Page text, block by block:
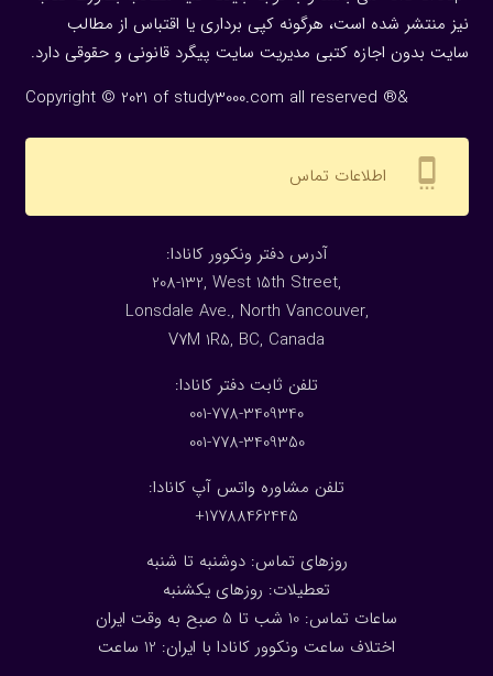
نیز منتشر شده است، هرگونه كپی برداری یا اقتباس از مطالب
سایت بدون اجازه كتبی مدیریت سایت پیگرد قانونی و حقوقی دارد.
Copyright © 2021 of study3000.com all reserved ®&
settings_cell اطلاعات تماس
:آدرس دفتر ونکوور کانادا
208-132, West 15th Street,
Lonsdale Ave., North Vancouver,
V7M 1R5, BC, Canada
:تلفن ثابت دفتر کانادا
001-778-3409340
001-778-3409350
تلفن مشاوره واتس آپ کانادا:
17788462445+
روزهای تماس: دوشنبه تا شنبه
تعطیلات: روزهای یکشنبه
ساعات تماس: 10 شب تا 5 صبح به وقت ایران
اختلاف ساعت ونکوور کانادا با ایران: 1 2 ساعت